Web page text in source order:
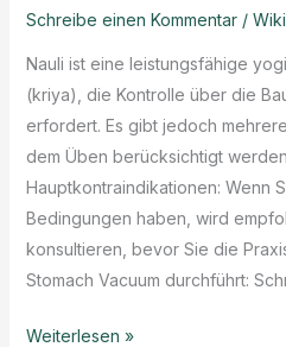
Schreibe einen Kommentar / Wiki
Nauli ist eine leistungsfähige
(kriya), die Kontrolle über die
erfordert. Es gibt jedoch
dem Üben berücksichtigt
Hauptkontraindikationen: Wenn
Bedingungen haben, wird
konsultieren, bevor Sie die
Stomach Vacuum durchführt:
Nauli
Weiterlesen »